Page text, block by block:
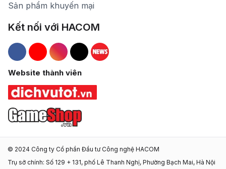
Sản phẩm khuyến mại
Kết nối với HACOM
Hacom Facebook
Hacom YouTube
Hacom Instagram
Hacom TikTok
Website thành viên
© 2024 Công ty Cổ phần Đầu tư Công nghệ HACOM
Trụ sở chính: Số 129 + 131, phố Lê Thanh Nghị, Phường Bạch Mai, Hà Nội